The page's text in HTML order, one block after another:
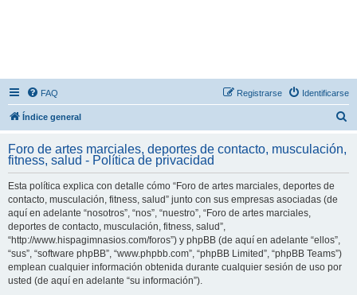
FAQ Identificarse
Registrarse
Índice general
c
Foro de artes marciales, deportes de contacto, musculación,
fitness, salud - Política de privacidad
Esta política explica con detalle cómo “Foro de artes marciales, deportes de
contacto, musculación, fitness, salud” junto con sus empresas asociadas (de
aquí en adelante “nosotros”, “nos”, “nuestro”, “Foro de artes marciales,
deportes de contacto, musculación, fitness, salud”,
“http://www.hispagimnasios.com/foros”) y phpBB (de aquí en adelante “ellos”,
“sus”, “software phpBB”, “www.phpbb.com”, “phpBB Limited”, “phpBB Teams”)
emplean cualquier información obtenida durante cualquier sesión de uso por
usted (de aquí en adelante “su información”).